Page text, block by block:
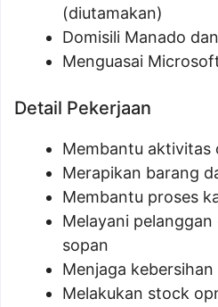
(diutamakan)
Domisili Manado
Menguasai
Detail Pekerjaan
Membantu aktivitas
Merapikan barang
Membantu proses
Melayani
sopan
Menjaga
Melakukan stock